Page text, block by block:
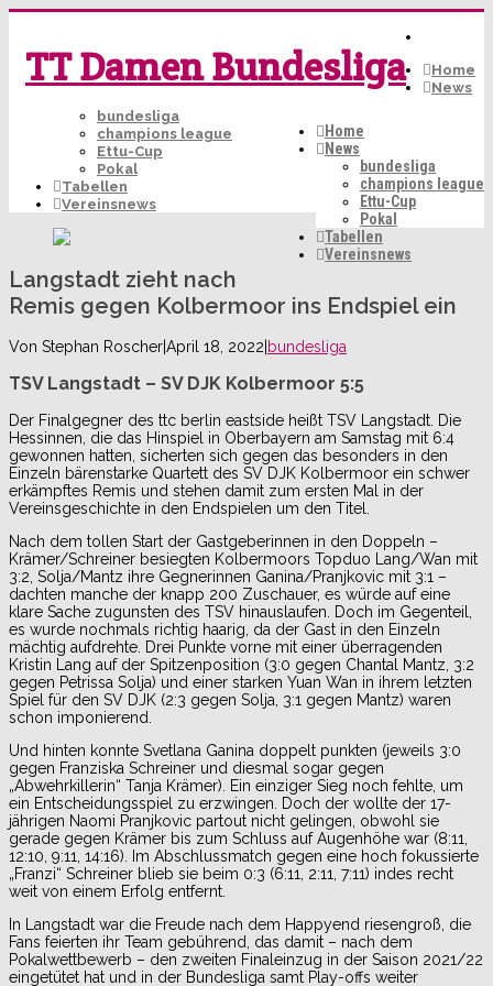
TT Damen Bundesliga
Home
News
bundesliga
champions league
Ettu-Cup
Pokal
Tabellen
Vereinsnews
Home
News
bundesliga
champions league
Ettu-Cup
Pokal
Tabellen
Vereinsnews
Langstadt zieht nach
Remis gegen Kolbermoor ins Endspiel ein
Von Stephan RoscherApril 18, 2022 bundesliga
TSV Langstadt – SV DJK Kolbermoor 5:5
Der Finalgegner des ttc berlin eastside heißt TSV Langstadt. Die
Hessinnen, die das Hinspiel in Oberbayern am Samstag mit 6:4
gewonnen hatten, sicherten sich gegen das besonders in den
Einzeln bärenstarke Quartett des SV DJK Kolbermoor ein schwer
erkämpftes Remis und stehen damit zum ersten Mal in der
Vereinsgeschichte in den Endspielen um den Titel.
Nach dem tollen Start der Gastgeberinnen in den Doppeln –
Krämer/Schreiner besiegten Kolbermoors Topduo Lang/Wan mit
3:2, Solja/Mantz ihre Gegnerinnen Ganina/Pranjkovic mit 3:1 –
dachten manche der knapp 200 Zuschauer, es würde auf eine
klare Sache zugunsten des TSV hinauslaufen. Doch im Gegenteil,
es wurde nochmals richtig haarig, da der Gast in den Einzeln
mächtig aufdrehte. Drei Punkte vorne mit einer überragenden
Kristin Lang auf der Spitzenposition (3:0 gegen Chantal Mantz, 3:2
gegen Petrissa Solja) und einer starken Yuan Wan in ihrem letzten
Spiel für den SV DJK (2:3 gegen Solja, 3:1 gegen Mantz) waren
schon imponierend.
Und hinten konnte Svetlana Ganina doppelt punkten (jeweils 3:0
gegen Franziska Schreiner und diesmal sogar gegen
„Abwehrkillerin“ Tanja Krämer). Ein einziger Sieg noch fehlte, um
ein Entscheidungsspiel zu erzwingen. Doch der wollte der 17-
jährigen Naomi Pranjkovic partout nicht gelingen, obwohl sie
gerade gegen Krämer bis zum Schluss auf Augenhöhe war (8:11,
12:10, 9:11, 14:16). Im Abschlussmatch gegen eine hoch fokussierte
„Franzi“ Schreiner blieb sie beim 0:3 (6:11, 2:11, 7:11) indes recht
weit von einem Erfolg entfernt.
In Langstadt war die Freude nach dem Happyend riesengroß, die
Fans feierten ihr Team gebührend, das damit – nach dem
Pokalwettbewerb – den zweiten Finaleinzug in der Saison 2021/22
eingetütet hat und in der Bundesliga samt Play-offs weiter